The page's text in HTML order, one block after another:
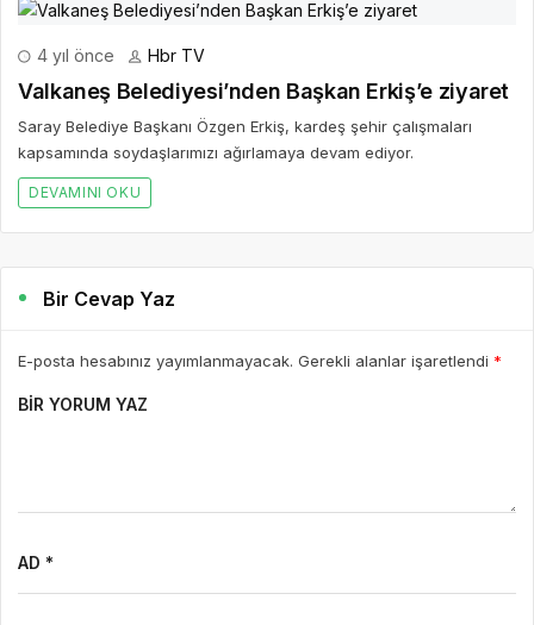
4 yıl önce Hbr TV
Valkaneş Belediyesi’nden Başkan Erkiş’e ziyaret
Saray Belediye Başkanı Özgen Erkiş, kardeş şehir çalışmaları
kapsamında soydaşlarımızı ağırlamaya devam ediyor.
DEVAMINI OKU
Bir Cevap Yaz
E-posta hesabınız yayımlanmayacak. Gerekli alanlar işaretlendi *
BIR YORUM YAZ
AD *